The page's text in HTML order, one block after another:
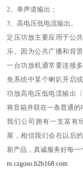
2、单声道输出；
3、高电压低电流输出。
定压功放主要应用于公
乐。因为公共广播和背
一台功放机通常要连接
免系统中某个喇叭开启
功放高电压低电流输出
将音箱并联在一条普通的
我们公司拥有一支富有
展，相信我们会在以后
新产品，真诚服务好每一
m.czgoso.b2b168.com